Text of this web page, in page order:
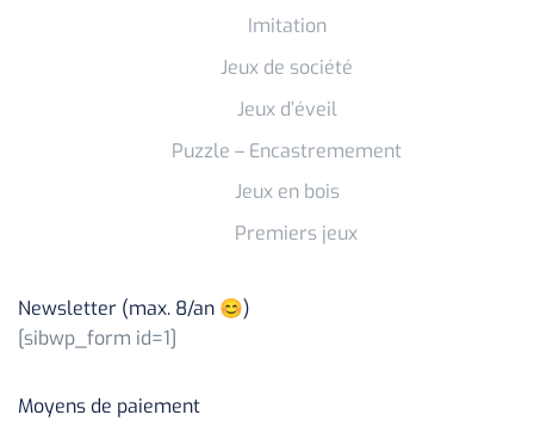
Imitation
Jeux de société
Jeux d’éveil
Puzzle – Encastremement
Jeux en bois
Premiers jeux
Newsletter (max. 8/an 😊)
[sibwp_form id=1]
Moyens de paiement